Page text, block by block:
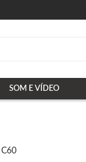
SOM E VÍDEO